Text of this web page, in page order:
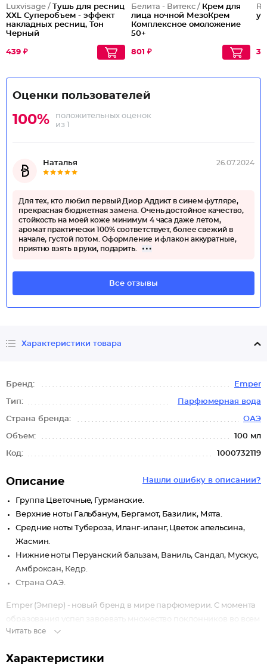
Luxvisage / Тушь для ресниц
XXL Суперобъем - эффект
накладных ресниц, Тон
Черный
439 ₽
Белита - Витекс / Крем для
лица ночной МезоКрем
Комплексное омоложение
50+
801 ₽
Оценки пользователей
100%
положительных оценок
из 1
Наталья 26.07.2024
Для тех, кто любил первый Диор Аддикт в синем футляре,
прекрасная бюджетная замена. Очень достойное качество,
стойкость на моей коже минимум 4 часа даже летом,
аромат практически 100% соответствует, более свежий в
начале, густой потом. Оформление и флакон аккуратные,
приятно взять в руки, подарить.
Все отзывы
Характеристики товара
Бренд: Emper
Тип: Парфюмерная вода
Страна бренда: ОАЭ
Объем: 100 мл
Код: 1000732119
Нашли ошибку в описании?
Описание
Группа Цветочные, Гурманские.
Верхние ноты Гальбанум, Бергамот, Базилик, Мята.
Средние ноты Тубероза, Иланг-иланг, Цветок апельсина,
Жасмин.
Нижние ноты Перуанский бальзам, Ваниль, Сандал, Мускус,
Амброксан, Кедр.
Страна ОАЭ.
Emper (Эмпер) - новый бренд в мире парфюмерии. С момента
образования успел завоевать множество поклонников во всем
мире.
точке. Независимость и самодостаточность - вот два главных
Читать все
Характеристики